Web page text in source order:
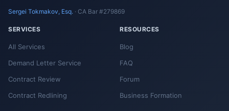
Sergei Tokmakov, Esq. · CA Bar #279869
SERVICES
All Services
Demand Letter Service
Contract Review
Contract Redlining
RESOURCES
Blog
FAQ
Forum
Business Formation